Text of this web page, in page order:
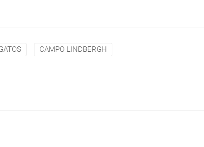
CAMPO LINDBERGH